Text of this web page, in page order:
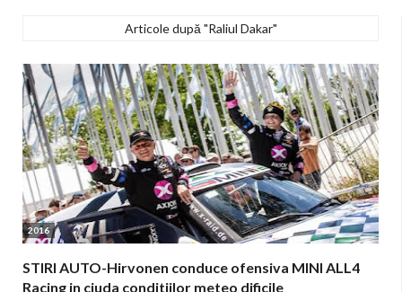
Articole după "Raliul Dakar"
2016
STIRI AUTO-Hirvonen conduce ofensiva MINI ALL4
Racing in ciuda conditiilor meteo dificile